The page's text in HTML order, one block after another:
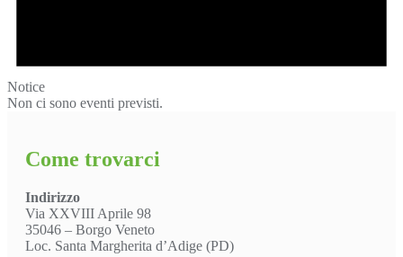
Notice
Non ci sono eventi previsti.
Come trovarci
Indirizzo
Via XXVIII Aprile 98
35046 – Borgo Veneto
Loc. Santa Margherita d’Adige (PD)